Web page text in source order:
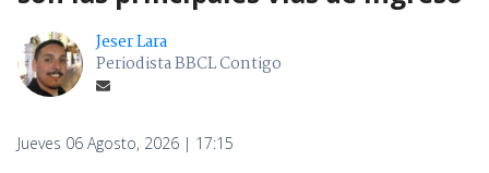
Jeser Lara
Periodista BBCL Contigo
Jueves 06 Agosto, 2026 | 17:15